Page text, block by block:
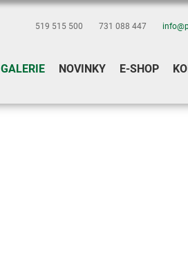
519 515 500 731 088 447
GALERIE NOVINKY E-SHOP